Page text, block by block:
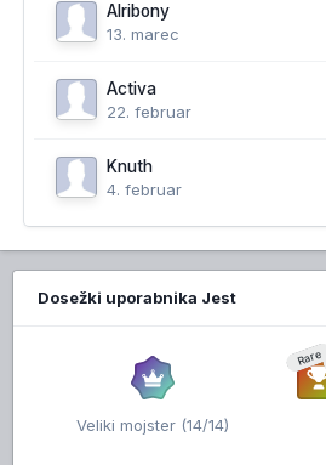
Alribony
13. marec
Activa
22. februar
Knuth
4. februar
Dosežki uporabnika Jest
Veliki mojster (14/14)
Rare